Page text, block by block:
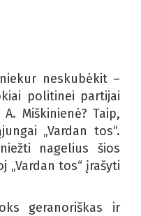
neskubėkit –
politinei partijai
Miškinienė? Taip,
„Vardan tos“.
nagelius šios
„Vardan tos“ įrašyti
geranoriškas ir